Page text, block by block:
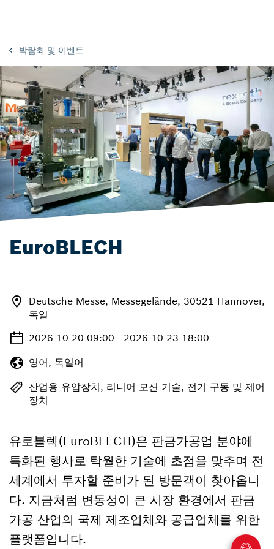
박람회 및 이벤트
EuroBLECH
Deutsche Messe, Messegelände, 30521 Hannover,
독일
2026-10-20 09:00 - 2026-10-23 18:00
영어, 독일어
산업용 유압장치, 리니어 모션 기술, 전기 구동 및 제어
장치
유로블렉(EuroBLECH)은 판금가공업 분야에
특화된 행사로 탁월한 기술에 초점을 맞추며 전
세계에서 투자할 준비가 된 방문객이 찾아옵니
다. 지금처럼 변동성이 큰 시장 환경에서 판금
가공 산업의 국제 제조업체와 공급업체를 위한
플랫폼입니다.